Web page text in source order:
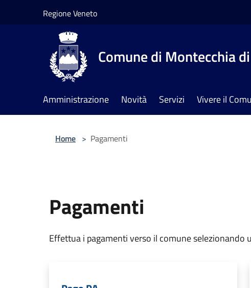
Regione Veneto
Comune di Montecchia
Amministrazione Novità Servizi Vivere il
Home > Pagamenti
Pagamenti
Effettua i pagamenti verso il comune selezionando